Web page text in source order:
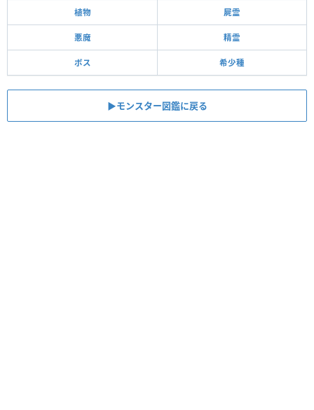
植物 屍霊
悪魔 精霊
ボス 希少種
▶モンスター図鑑に戻る